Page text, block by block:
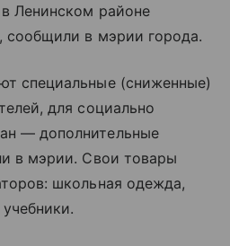
Ленинском районе
сообщили в мэрии города.
специальные (сниженные)
для социально
— дополнительные
в мэрии. Свои товары
школьная одежда,